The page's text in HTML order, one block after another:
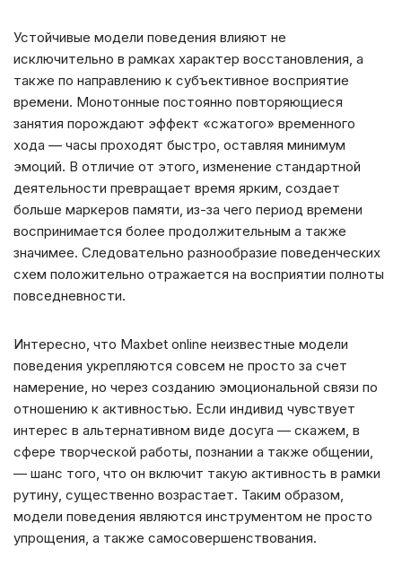
Устойчивые модели поведения влияют не
исключительно в рамках характер восстановления, а
также по направлению к субъективное восприятие
времени. Монотонные постоянно повторяющиеся
занятия порождают эффект «сжатого» временного
хода — часы проходят быстро, оставляя минимум
эмоций. В отличие от этого, изменение стандартной
деятельности превращает время ярким, создает
больше маркеров памяти, из-за чего период времени
воспринимается более продолжительным а также
значимее. Следовательно разнообразие поведенческих
схем положительно отражается на восприятии полноты
повседневности.
Интересно, что Maxbet online неизвестные модели
поведения укрепляются совсем не просто за счет
намерение, но через созданию эмоциональной связи по
отношению к активностью. Если индивид чувствует
интерес в альтернативном виде досуга — скажем, в
сфере творческой работы, познании а также общении,
— шанс того, что он включит такую активность в рамки
рутину, существенно возрастает. Таким образом,
модели поведения являются инструментом не просто
упрощения, а также самосовершенствования.